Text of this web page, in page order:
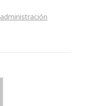
administración